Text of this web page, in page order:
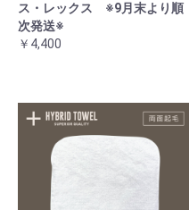
ス・レックス ※9月末より順
次発送※
￥4,400